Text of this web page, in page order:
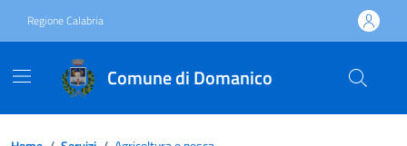
Regione Calabria
Comune di Domanico